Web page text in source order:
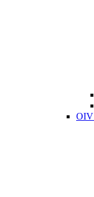
OIV